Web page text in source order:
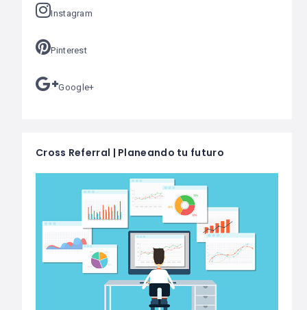
Instagram
Pinterest
Google+
Cross Referral | Planeando tu futuro